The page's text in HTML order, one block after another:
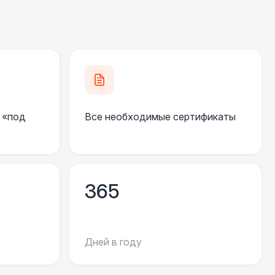
«под
Все необходимые сертификаты
365
Дней в году